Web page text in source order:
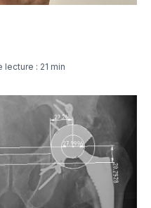
lecture : 21 min